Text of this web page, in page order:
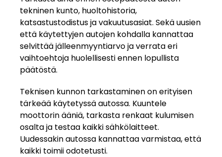
tekninen kunto, huoltohistoria,
katsastustodistus ja vakuutusasiat. Sekä uusien
että käytettyjen autojen kohdalla kannattaa
selvittää jälleenmyyntiarvo ja verrata eri
vaihtoehtoja huolellisesti ennen lopullista
päätöstä.
Teknisen kunnon tarkastaminen on erityisen
tärkeää käytetyssä autossa. Kuuntele
moottorin ääniä, tarkasta renkaat kulumisen
osalta ja testaa kaikki sähkölaitteet.
Uudessakin autossa kannattaa varmistaa, että
kaikki toimii odotetusti.